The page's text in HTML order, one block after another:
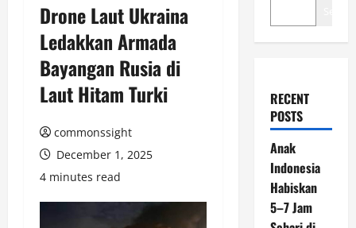
Drone Laut Ukraina
Ledakkan Armada
Bayangan Rusia di
Laut Hitam Turki
commonssight
December 1, 2025
4 minutes read
RECENT
POSTS
Anak
Indonesia
Habiskan
5–7 Jam